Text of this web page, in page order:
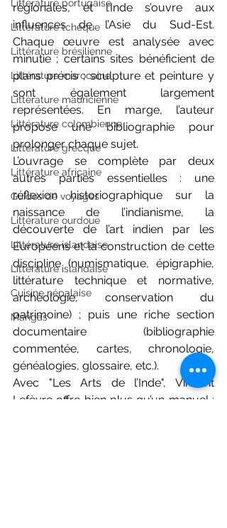
Littérature portugaise
Littérature tchèque
Littérature brésilienne
Littérature marocaine
Littérature mauricienne
Littérature colombienne
Littérature grecque
Littérature africaine
Guides de voyages
Littérature ourdoue
Littérature islandaise
Littérature islandaise
Cuisine népalaise
Mangas
régionales, et l’Inde s’ouvre aux
influences de l’Asie du Sud-Est.
Chaque œuvre est analysée avec
minutie ; certains sites bénéficient de
plans précis ; sculpture et peinture y
sont également largement
représentées. En marge, l’auteur
propose une bibliographie pour
prolonger chaque sujet.
L’ouvrage se complète par deux
autres parties essentielles : une
réflexion historiographique sur la
naissance de l’indianisme, la
découverte de l’art indien par les
Européens et la construction de cette
discipline (numismatique, épigraphie,
littérature technique et normative,
archéologie, conservation du
patrimoine) ; puis une riche section
documentaire (bibliographie
commentée, cartes, chronologie,
généalogies, glossaire, etc.).
Avec "Les Arts de l’Inde", Vincent
Lefèvre offre bien plus qu’un manuel :